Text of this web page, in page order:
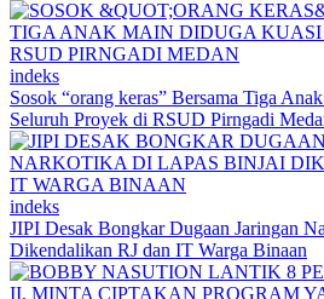
indeks
Sosok “orang keras” Bersama Tiga
Seluruh Proyek di RSUD Pirngadi
indeks
JIPI Desak Bongkar Dugaan Jaringan
Dikendalikan RJ dan IT Warga Binaan